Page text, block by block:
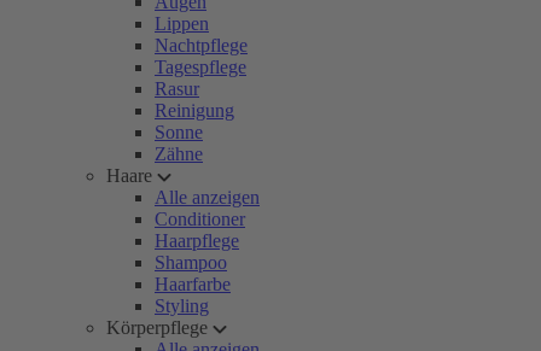
Lippen
Nachtpflege
Tagespflege
Rasur
Reinigung
Sonne
Zähne
Haare
Alle anzeigen
Conditioner
Haarpflege
Shampoo
Haarfarbe
Styling
Körperpflege